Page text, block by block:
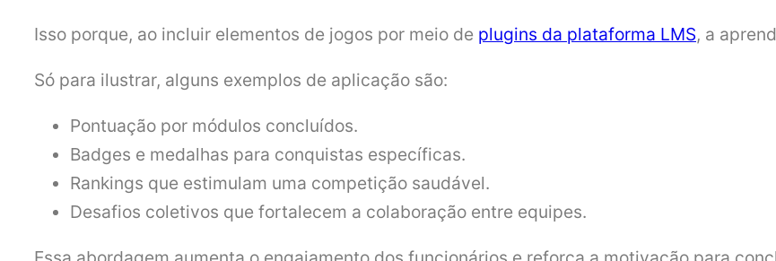
Isso porque, ao incluir elementos de jogos por meio de plugins da plataforma LMS, a
Só para ilustrar, alguns exemplos de aplicação são:
Pontuação por módulos concluídos.
Badges e medalhas para conquistas específicas.
Rankings que estimulam uma competição saudável.
Desafios coletivos que fortalecem a colaboração entre equipes.